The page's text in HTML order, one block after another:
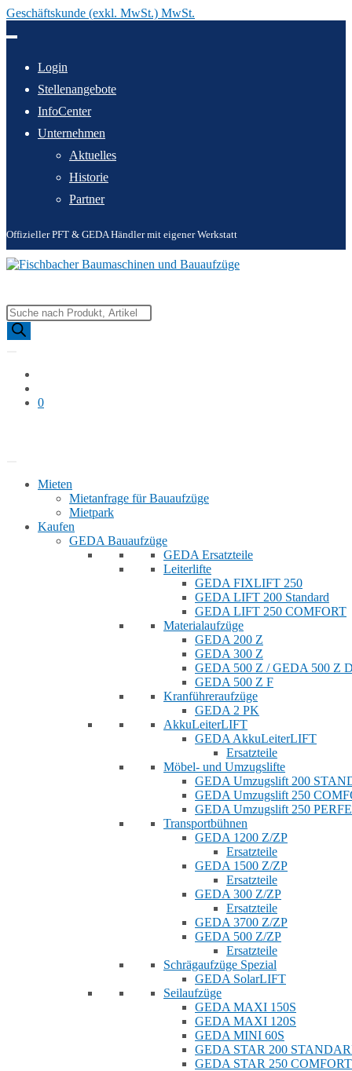
Geschäftskunde (exkl. MwSt.) MwSt.
Inhalt
Login
Stellenangebote
InfoCenter
Unternehmen
Aktuelles
Historie
Partner
Offizieller PFT & GEDA Händler mit eigener Werkstatt
Products
search
0
Mieten
Mietanfrage für Bauaufzüge
Mietpark
Kaufen
GEDA Bauaufzüge
GEDA Ersatzteile
Leiterlifte
GEDA FIXLIFT 250
GEDA LIFT 200 Standard
GEDA LIFT 250 COMFORT
Materialaufzüge
GEDA 200 Z
GEDA 300 Z
GEDA 500 Z / GEDA 500 Z
GEDA 500 Z F
Kranführeraufzüge
GEDA 2 PK
AkkuLeiterLIFT
GEDA AkkuLeiterLIFT
Ersatzteile
Möbel- und Umzugslifte
GEDA Umzugslift 200
GEDA Umzugslift 250
GEDA Umzugslift 250
Transportbühnen
GEDA 1200 Z/ZP
Ersatzteile
GEDA 1500 Z/ZP
Ersatzteile
GEDA 300 Z/ZP
Ersatzteile
GEDA 3700 Z/ZP
GEDA 500 Z/ZP
Ersatzteile
Schrägaufzüge Spezial
GEDA SolarLIFT
Seilaufzüge
GEDA MAXI 150S
GEDA MAXI 120S
GEDA MINI 60S
GEDA STAR 200
GEDA STAR 250 COMFORT